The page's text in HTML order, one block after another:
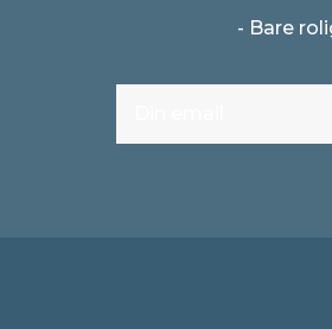
- Bare